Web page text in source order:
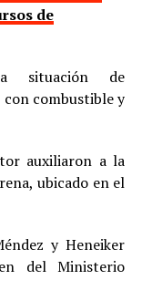
de
la situación de
combustible y
auxiliaron a la
ubicado en el
y Heneiker
del Ministerio